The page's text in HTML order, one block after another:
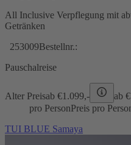
All Inclusive Verpflegung mit
Getränken
253009Bestellnr.:
Pauschalreise
Alter Preisab €1.099,- ab €
pro PersonPreis pro
TUI BLUE Samaya